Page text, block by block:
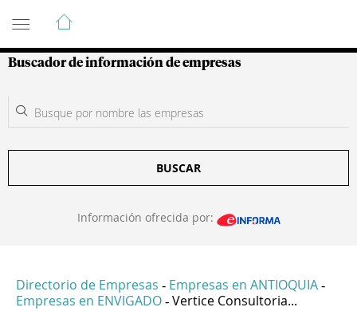
Guía de Empresas Colombianas
Buscador de información de empresas
BUSCAR
Información ofrecida por:
Directorio de Empresas - Empresas en ANTIOQUIA -
Empresas en ENVIGADO - Vertice Consultoria...